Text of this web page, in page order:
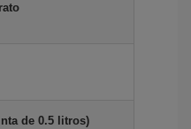
de 0.5 litros)